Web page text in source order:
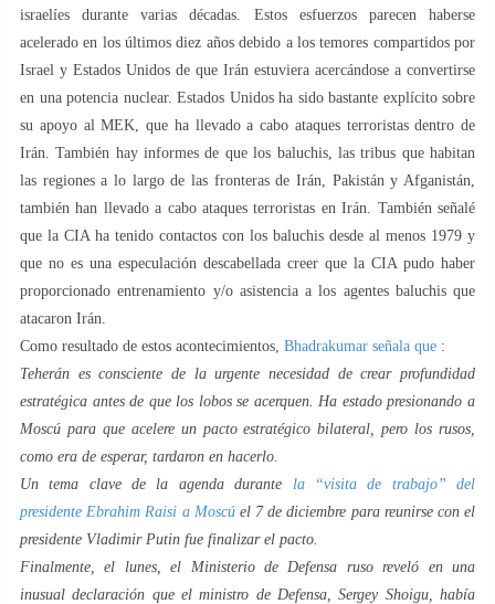
israelíes durante varias décadas. Estos esfuerzos parecen haberse
acelerado en los últimos diez años debido a los temores compartidos por
Israel y Estados Unidos de que Irán estuviera acercándose a convertirse
en una potencia nuclear. Estados Unidos ha sido bastante explícito sobre
su apoyo al MEK, que ha llevado a cabo ataques terroristas dentro de
Irán. También hay informes de que los baluchis, las tribus que habitan
las regiones a lo largo de las fronteras de Irán, Pakistán y Afganistán,
también han llevado a cabo ataques terroristas en Irán. También señalé
que la CIA ha tenido contactos con los baluchis desde al menos 1979 y
que no es una especulación descabellada creer que la CIA pudo haber
proporcionado entrenamiento y/o asistencia a los agentes baluchis que
atacaron Irán.
Como resultado de estos acontecimientos, Bhadrakumar señala que :
Teherán es consciente de la urgente necesidad de crear profundidad
estratégica antes de que los lobos se acerquen. Ha estado presionando a
Moscú para que acelere un pacto estratégico bilateral, pero los rusos,
como era de esperar, tardaron en hacerlo.
Un tema clave de la agenda durante la “visita de trabajo” del
presidente Ebrahim Raisi a Moscúel 7 de diciembre para reunirse con el
presidente Vladimir Putin fue finalizar el pacto.
Finalmente, el lunes, el Ministerio de Defensa ruso reveló en una
inusual declaración que el ministro de Defensa, Sergey Shoigu, había